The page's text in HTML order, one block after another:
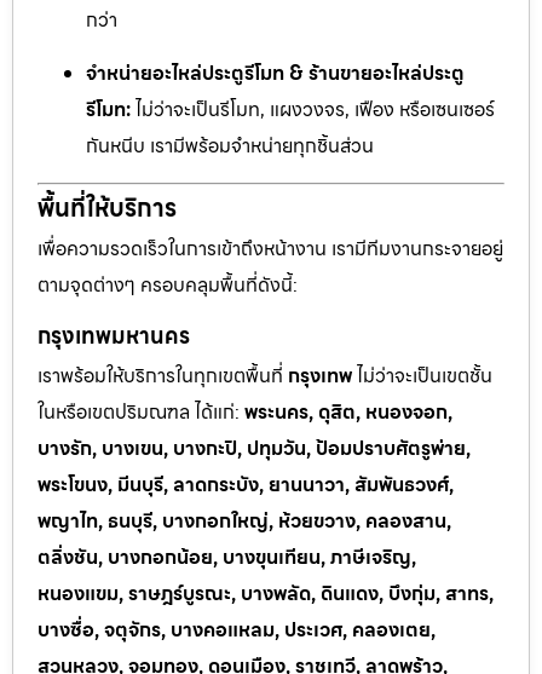
กว่า
จำหน่ายอะไหล่ประตูรีโมท & ร้านขายอะไหล่ประตู
รีโมท:ไม่ว่าจะเป็นรีโมท, แผงวงจร, เฟือง หรือเซนเซอร์
กันหนีบ เรามีพร้อมจำหน่ายทุกชิ้นส่วน
พื้นที่ให้บริการ
เพื่อความรวดเร็วในการเข้าถึงหน้างาน เรามีทีมงานกระจายอยู่
ตามจุดต่างๆ ครอบคลุมพื้นที่ดังนี้:
กรุงเทพมหานคร
เราพร้อมให้บริการในทุกเขตพื้นที่ กรุงเทพไม่ว่าจะเป็นเขตชั้น
ในหรือเขตปริมณฑล ได้แก่: พระนคร, ดุสิต, หนองจอก,
บางรัก, บางเขน, บางกะปิ, ปทุมวัน, ป้อมปราบศัตรูพ่าย,
พระโขนง, มีนบุรี, ลาดกระบัง, ยานนาวา, สัมพันธวงศ์,
พญาไท, ธนบุรี, บางกอกใหญ่, ห้วยขวาง, คลองสาน,
ตลิ่งชัน, บางกอกน้อย, บางขุนเทียน, ภาษีเจริญ,
หนองแขม, ราษฎร์บูรณะ, บางพลัด, ดินแดง, บึงกุ่ม, สาทร,
บางซื่อ, จตุจักร, บางคอแหลม, ประเวศ, คลองเตย,
สวนหลวง, จอมทอง, ดอนเมือง, ราชเทวี, ลาดพร้าว,